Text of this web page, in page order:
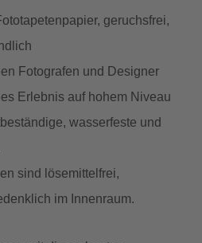
geruchsfrei,
Fotografen und Designer
Erlebnis auf hohem Niveau
wasserfeste und
sind lösemittelfrei,
im Innenraum.